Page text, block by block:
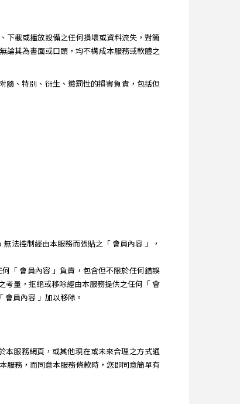
下載或播放設備之任何損壞或資料流失，對簡
論其為書面或口頭，均不構成本服務或軟體之
隨、特別、衍生、懲罰性的損害負責，包括但
法控制經由本服務而張貼之「 會員內容 」，
「 會員內容 」負責，包含但不限於任何錯誤
考量，拒絕或移除經由本服務提供之任何「 會
員內容 」加以移除。
本服務網頁，或其他現在或未來合理之方式通
服務，而同意本服務條款時，您即同意簡單有